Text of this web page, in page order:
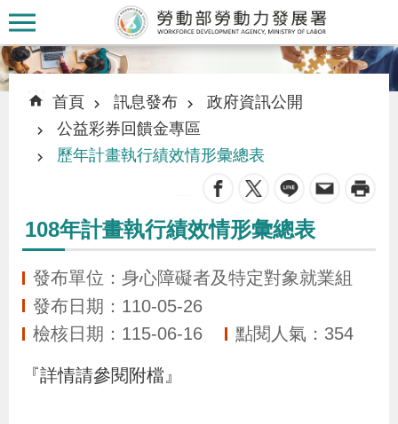
跳到主要內容區塊
本
署
訊
:::
::: 首頁 訊息發布
政府資訊公開
公益彩券回饋金專區
歷年計畫執行績效情形彙總表
108年計畫執行績效情形彙總表
發布單位：身心障礙者及特定對象就業組
發布日期：110-05-26
檢核日期：115-06-16
點閱人氣：354
『詳情請參閱附檔』